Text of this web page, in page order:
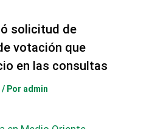
solicitud de
votación que
en las consultas
/ Por admin